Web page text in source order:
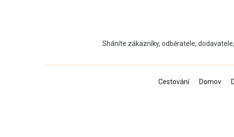
Sháníte zákazníky, odběratele,
Cestování Domov